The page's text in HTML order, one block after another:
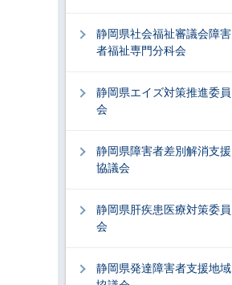
静岡県社会福祉審議会障害
者福祉専門分科会
静岡県エイズ対策推進委員
会
静岡県障害者差別解消支援
協議会
静岡県肝疾患医療対策委員
会
静岡県発達障害者支援地域